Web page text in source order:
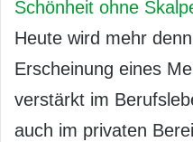
Schönheit ohne
Heute wird mehr
Erscheinung eines
verstärkt im
auch im privaten